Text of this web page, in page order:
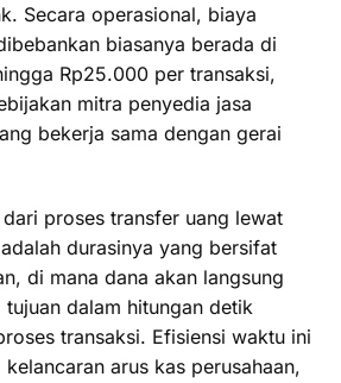
Secara operasional, biaya
biasanya berada di
Rp25.000 per transaksi,
mitra penyedia jasa
bekerja sama dengan gerai
proses transfer uang lewat
durasinya yang bersifat
di mana dana akan langsung
dalam hitungan detik
transaksi. Efisiensi waktu ini
arus kas perusahaan,